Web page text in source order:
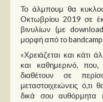
Το άλμπουμ θα
Οκτωβρίου 2019 σε
βινυλίων (με
μορφή από το
«Χρειάζεται και κάτι
και καθημερινό,
διαθέτουν σε
μεταστοιχειώνεις
δικά σου αυθόρμητα